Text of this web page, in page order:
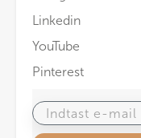
Linkedin
YouTube
Pinterest
Indtast e-mail